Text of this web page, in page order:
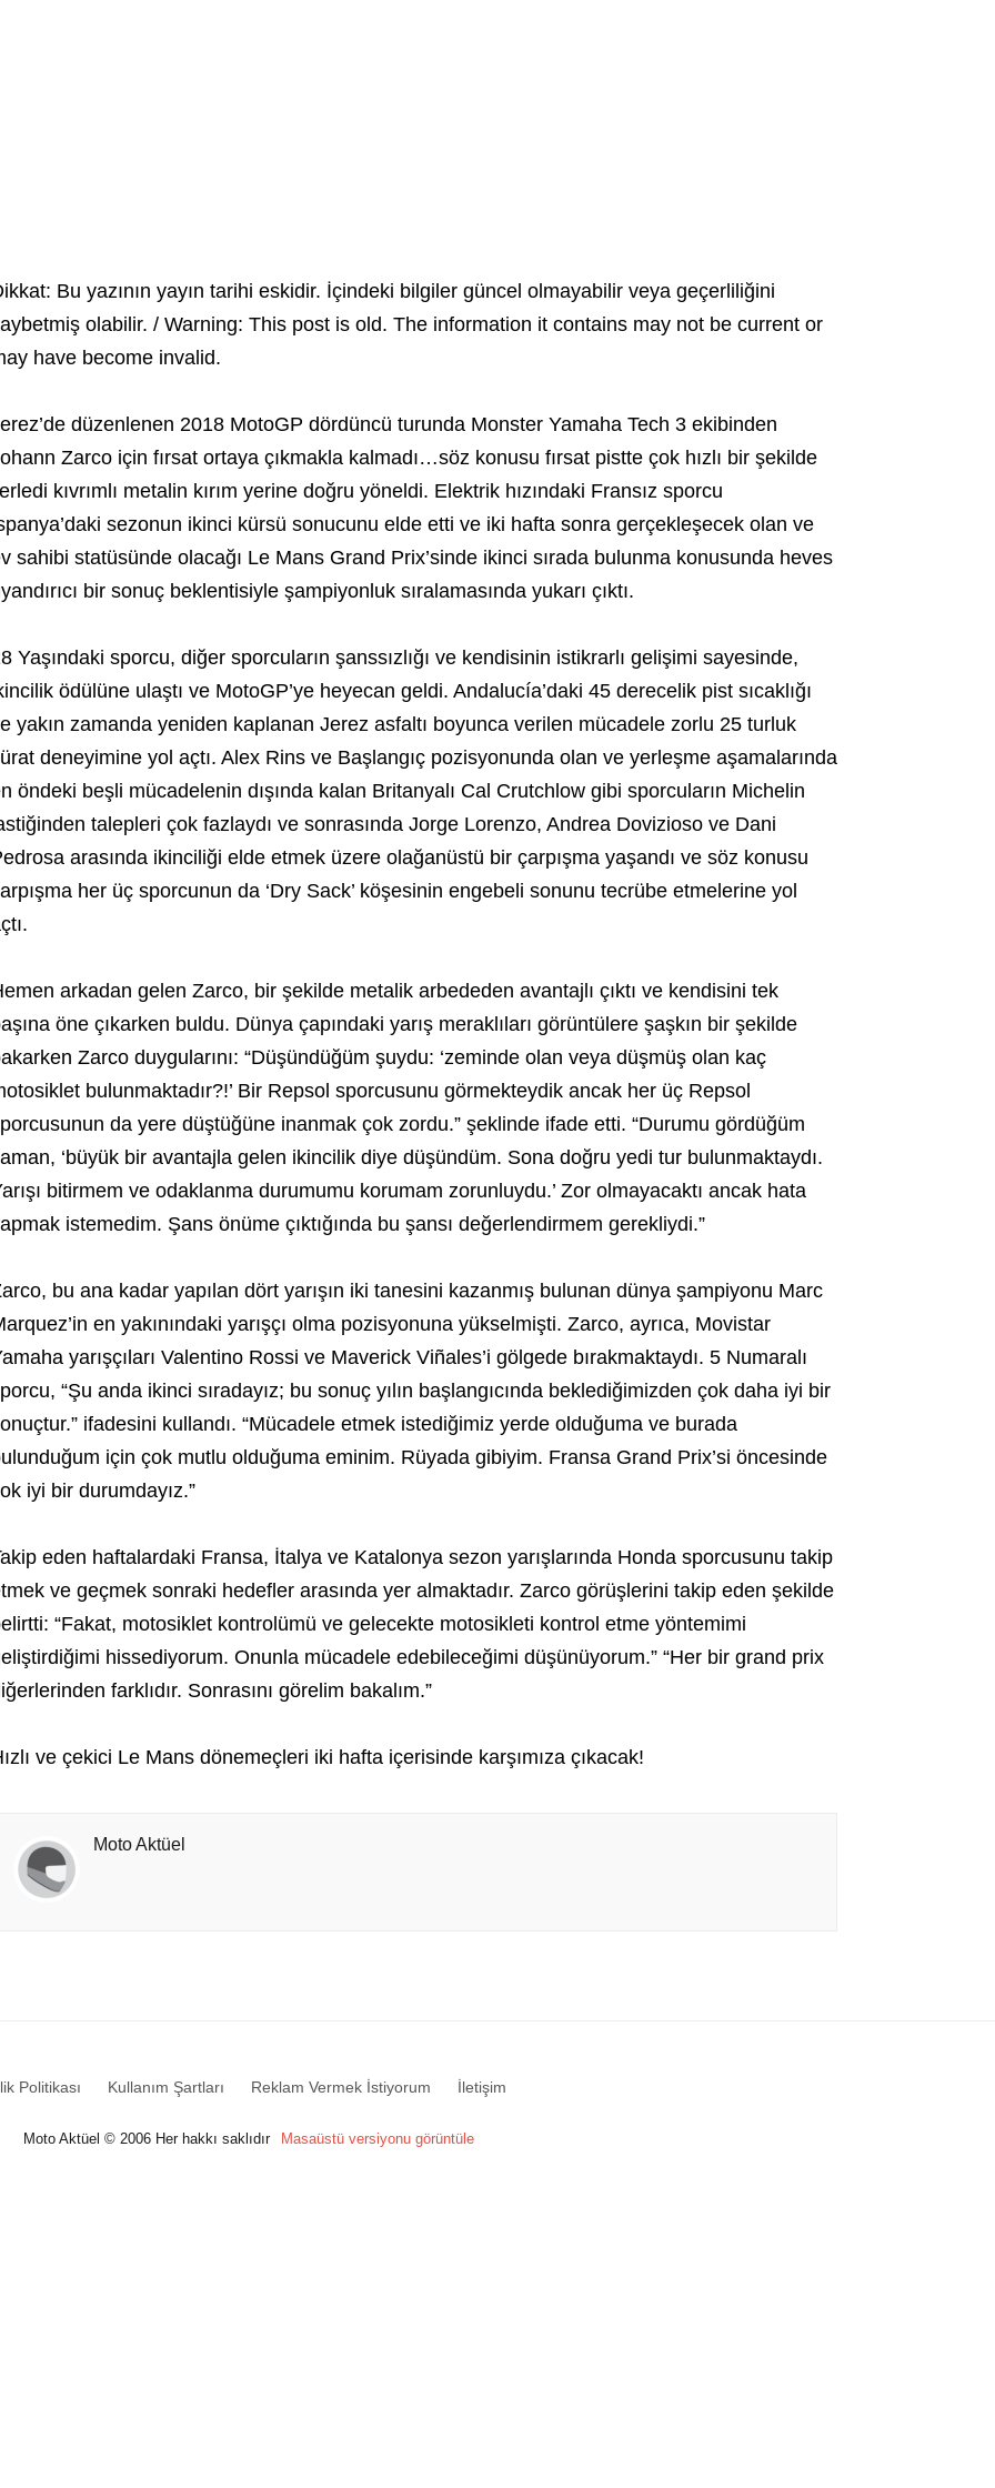
Bu yazının yayın tarihi eskidir. İçindeki bilgiler güncel olmayabilir veya geçerliliğini
olabilir. / Warning: This post is old. The information it contains may not be current or
have become invalid.
düzenlenen 2018 MotoGP dördüncü turunda Monster Yamaha Tech 3 ekibinden
Zarco için fırsat ortaya çıkmakla kalmadı…söz konusu fırsat pistte çok hızlı bir şekilde
kıvrımlı metalin kırım yerine doğru yöneldi. Elektrik hızındaki Fransız sporcu
sezonun ikinci kürsü sonucunu elde etti ve iki hafta sonra gerçekleşecek olan ve
sahibi statüsünde olacağı Le Mans Grand Prix’sinde ikinci sırada bulunma konusunda heves
bir sonuç beklentisiyle şampiyonluk sıralamasında yukarı çıktı.
Yaşındaki sporcu, diğer sporcuların şanssızlığı ve kendisinin istikrarlı gelişimi sayesinde,
ödülüne ulaştı ve MotoGP’ye heyecan geldi. Andalucía’daki 45 derecelik pist sıcaklığı
yakın zamanda yeniden kaplanan Jerez asfaltı boyunca verilen mücadele zorlu 25 turluk
deneyimine yol açtı. Alex Rins ve Başlangıç pozisyonunda olan ve yerleşme aşamalarında
öndeki beşli mücadelenin dışında kalan Britanyalı Cal Crutchlow gibi sporcuların Michelin
talepleri çok fazlaydı ve sonrasında Jorge Lorenzo, Andrea Dovizioso ve Dani
arasında ikinciliği elde etmek üzere olağanüstü bir çarpışma yaşandı ve söz konusu
her üç sporcunun da ‘Dry Sack’ köşesinin engebeli sonunu tecrübe etmelerine yol
arkadan gelen Zarco, bir şekilde metalik arbededen avantajlı çıktı ve kendisini tek
öne çıkarken buldu. Dünya çapındaki yarış meraklıları görüntülere şaşkın bir şekilde
Zarco duygularını: “Düşündüğüm şuydu: ‘zeminde olan veya düşmüş olan kaç
bulunmaktadır?!’ Bir Repsol sporcusunu görmekteydik ancak her üç Repsol
da yere düştüğüne inanmak çok zordu.” şeklinde ifade etti. “Durumu gördüğüm
‘büyük bir avantajla gelen ikincilik diye düşündüm. Sona doğru yedi tur bulunmaktaydı.
bitirmem ve odaklanma durumumu korumam zorunluydu.’ Zor olmayacaktı ancak hata
istemedim. Şans önüme çıktığında bu şansı değerlendirmem gerekliydi.”
bu ana kadar yapılan dört yarışın iki tanesini kazanmış bulunan dünya şampiyonu Marc
en yakınındaki yarışçı olma pozisyonuna yükselmişti. Zarco, ayrıca, Movistar
yarışçıları Valentino Rossi ve Maverick Viñales’i gölgede bırakmaktaydı. 5 Numaralı
“Şu anda ikinci sıradayız; bu sonuç yılın başlangıcında beklediğimizden çok daha iyi bir
ifadesini kullandı. “Mücadele etmek istediğimiz yerde olduğuma ve burada
için çok mutlu olduğuma eminim. Rüyada gibiyim. Fransa Grand Prix’si öncesinde
iyi bir durumdayız.”
eden haftalardaki Fransa, İtalya ve Katalonya sezon yarışlarında Honda sporcusunu takip
ve geçmek sonraki hedefler arasında yer almaktadır. Zarco görüşlerini takip eden şekilde
“Fakat, motosiklet kontrolümü ve gelecekte motosikleti kontrol etme yöntemimi
hissediyorum. Onunla mücadele edebileceğimi düşünüyorum.” “Her bir grand prix
farklıdır. Sonrasını görelim bakalım.”
ve çekici Le Mans dönemeçleri iki hafta içerisinde karşımıza çıkacak!
Moto Aktüel
Politikası Kullanım Şartları Reklam Vermek İstiyorum İletişim
Moto Aktüel © 2006 Her hakkı saklıdır Masaüstü versiyonu görüntüle